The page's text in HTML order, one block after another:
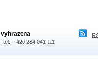
tel.: +420 284 041 111